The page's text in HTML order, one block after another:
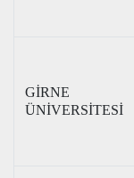
GİRNE
ÜNİVERSİTESİ